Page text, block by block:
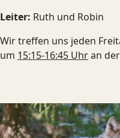
Leiter: Ruth und Robin
Wir treffen uns jeden
um 15:15-16:45 Uhran